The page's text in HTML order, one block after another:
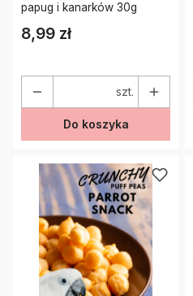
papug i kanarków 30g
Cena
8,99 zł
szt.
Do koszyka